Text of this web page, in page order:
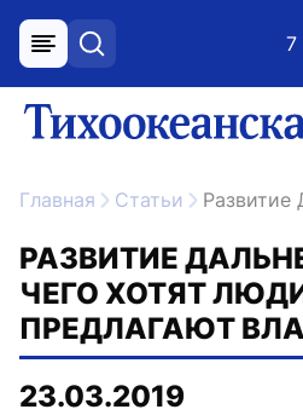
меню поиск 7
Главная Статьи Развитие Дальнего
РАЗВИТИЕ
ЧЕГО ХОТЯТ
ПРЕДЛАГАЮТ
23.03.2019